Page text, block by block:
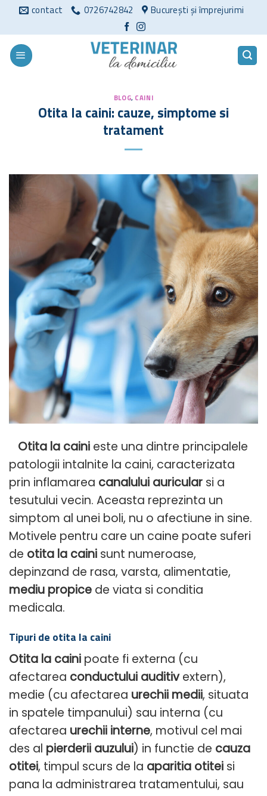
conținut
contact 0726742842 București și împrejurimi
BLOG, CAINI
Otita la caini: cauze, simptome si
tratament
Otita la caini este una dintre principalele
patologii intalnite la caini, caracterizata
prin inflamarea canalului auricular si a
tesutului vecin. Aceasta reprezinta un
simptom al unei boli, nu o afectiune in sine.
Motivele pentru care un caine poate suferi
de otita la caini sunt numeroase,
depinzand de rasa, varsta, alimentatie,
mediu propice de viata si conditia
medicala.
Tipuri de otita la caini
Otita la caini poate fi externa (cu
afectarea conductului auditivextern),
medie (cu afectarea urechii medii, situata
in spatele timpanului) sau interna (cu
afectarea urechii interne, motivul cel mai
des al pierderii auzului) in functie de cauza
otitei, timpul scurs de la aparitia otitei si
pana la administrarea tratamentului, sau